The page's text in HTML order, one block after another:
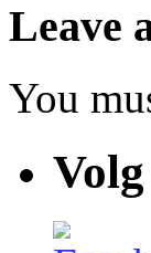
Leave
You